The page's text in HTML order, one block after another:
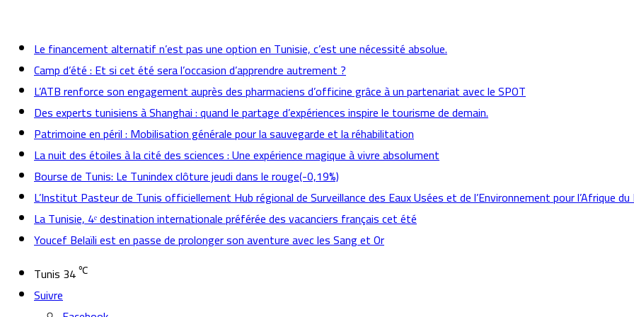
Le financement alternatif n’est pas une option en Tunisie, c’est une nécessité absolue.
Camp d’été : Et si cet été sera l’occasion d’apprendre autrement ?
L’ATB renforce son engagement auprès des pharmaciens d’officine grâce à un partenariat avec le SPOT
Des experts tunisiens à Shanghai : quand le partage d’expériences inspire le tourisme de demain.
Patrimoine en péril : Mobilisation générale pour la sauvegarde et la réhabilitation
La nuit des étoiles à la cité des sciences : Une expérience magique à vivre absolument
Bourse de Tunis: Le Tunindex clôture jeudi dans le rouge(-0,19%)
L’Institut Pasteur de Tunis officiellement Hub régional de Surveillance des Eaux Usées et de l’Environnement pour l’Afrique
La Tunisie, 4ᵉ destination internationale préférée des vacanciers français cet été
Youcef Belaïli est en passe de prolonger son aventure avec les Sang et Or
Tunis 34℃
Suivre